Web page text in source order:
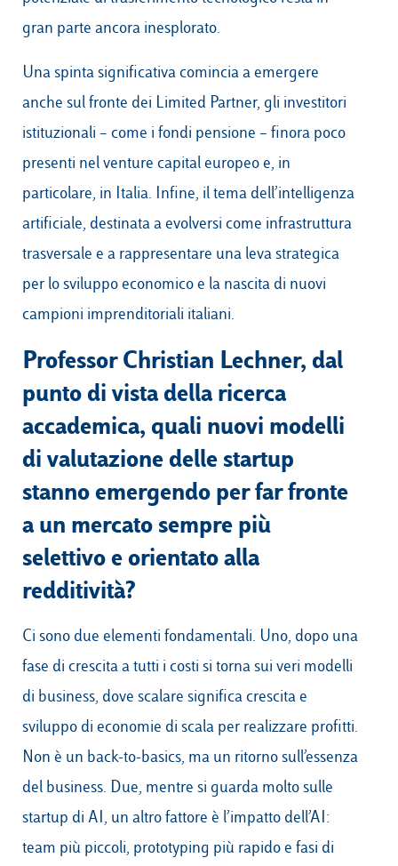
gran parte ancora inesplorato.
Una spinta significativa comincia a emergere
anche sul fronte dei Limited Partner, gli investitori
istituzionali – come i fondi pensione – finora poco
presenti nel venture capital europeo e, in
particolare, in Italia. Infine, il tema dell’intelligenza
artificiale, destinata a evolversi come infrastruttura
trasversale e a rappresentare una leva strategica
per lo sviluppo economico e la nascita di nuovi
campioni imprenditoriali italiani.
Professor Christian Lechner, dal
punto di vista della ricerca
accademica, quali nuovi modelli
di valutazione delle startup
stanno emergendo per far fronte
a un mercato sempre più
selettivo e orientato alla
redditività?
Ci sono due elementi fondamentali. Uno, dopo una
fase di crescita a tutti i costi si torna sui veri modelli
di business, dove scalare significa crescita e
sviluppo di economie di scala per realizzare profitti.
Non è un back-to-basics, ma un ritorno sull’essenza
del business. Due, mentre si guarda molto sulle
startup di AI, un altro fattore è l’impatto dell’AI:
team più piccoli, prototyping più rapido e fasi di